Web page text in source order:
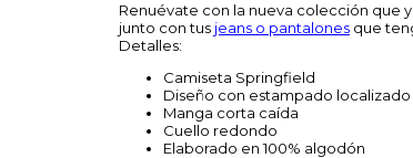
Renuévate con la nueva colección que
junto con tus jeans o pantalones que
Detalles:
Camiseta Springfield
Diseño con estampado
Manga corta caída
Cuello redondo
Elaborado en 100% algodón